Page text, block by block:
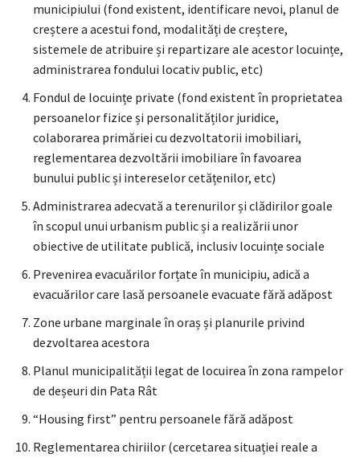
municipiului (fond existent, identificare nevoi, planul de
creștere a acestui fond, modalități de creștere,
sistemele de atribuire și repartizare ale acestor locuințe,
administrarea fondului locativ public, etc)
Fondul de locuințe private (fond existent în proprietatea
persoanelor fizice și personalităților juridice,
colaborarea primăriei cu dezvoltatorii imobiliari,
reglementarea dezvoltării imobiliare în favoarea
bunului public și intereselor cetățenilor, etc)
Administrarea adecvată a terenurilor și clădirilor goale
în scopul unui urbanism public și a realizării unor
obiective de utilitate publică, inclusiv locuințe sociale
Prevenirea evacuărilor forțate în municipiu, adică a
evacuărilor care lasă persoanele evacuate fără adăpost
Zone urbane marginale în oraș și planurile privind
dezvoltarea acestora
Planul municipalității legat de locuirea în zona rampelor
de deșeuri din Pata Rât
“Housing first” pentru persoanele fără adăpost
Reglementarea chiriilor (cercetarea situației reale a